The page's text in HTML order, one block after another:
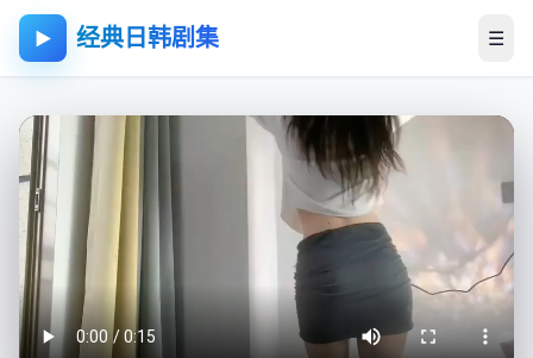
▶ 经典日韩剧集 ☰